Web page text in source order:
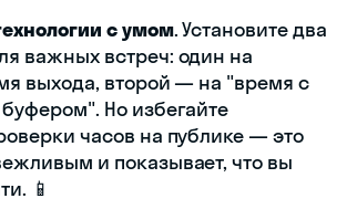
с умом. Установите два
важных встреч: один на
выхода, второй — на "время с
Но избегайте
часов на публике — это
и показывает, что вы
📱